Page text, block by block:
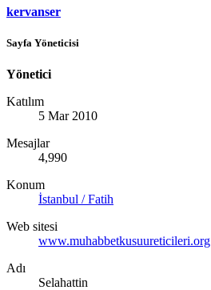
kervanser
Sayfa Yöneticisi
Yönetici
Katılım
5 Mar 2010
Mesajlar
4,990
Konum
İstanbul / Fatih
Web sitesi
www.muhabbetkusuureticileri.org
Adı
Selahattin